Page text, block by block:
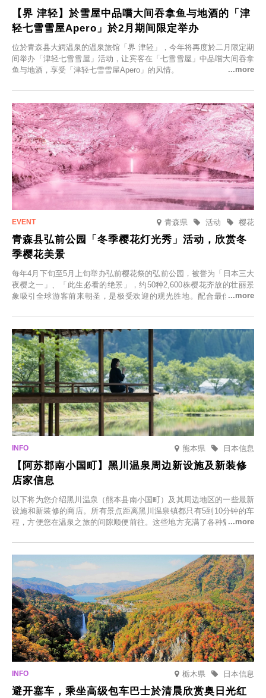
【界 津轻】於雪屋中品嚐大间吞拿鱼与地酒的「津
轻七雪雪屋Apero」於2月期间限定举办
位於青森县大鰐温泉的温泉旅馆「界 津轻」，今年将再度於二月限定期
间举办「津轻七雪雪屋」活动，让宾客在「七雪雪屋」中品嚐大间吞拿
鱼与地酒，享受「津轻七雪雪屋Apero」的风情。
青森県 樱花
活动
青森县弘前公园「冬季樱花灯光秀」活动，欣赏冬
季樱花美景
每年4月下旬至5月上旬举办弘前樱花祭的弘前公园，被誉为「日本三大
夜樱之一」、「此生必看的绝景」，约50种2,600株樱花齐放的壮丽景
象吸引全球游客前来朝圣，是极受欢迎的观光胜地。配合最佳观雪时
「冬季樱花灯光秀」。
熊本県 日本信息
【阿苏郡南小国町】黑川温泉周边新设施及新装修
店家信息
以下将为您介绍黑川温泉（熊本县南小国町）及其周边地区的一些最新
设施和新装修的商店。所有景点距离黑川温泉镇都只有5到10分钟的车
程，方便您在温泉之旅的间隙顺便前往。这些地方充满了各种魅力，包
食材的餐厅。让您体验黑川温泉的全新乐趣。
栃木県 日本信息
避开塞车，乘坐高级包车巴士於清晨欣赏奥日光红